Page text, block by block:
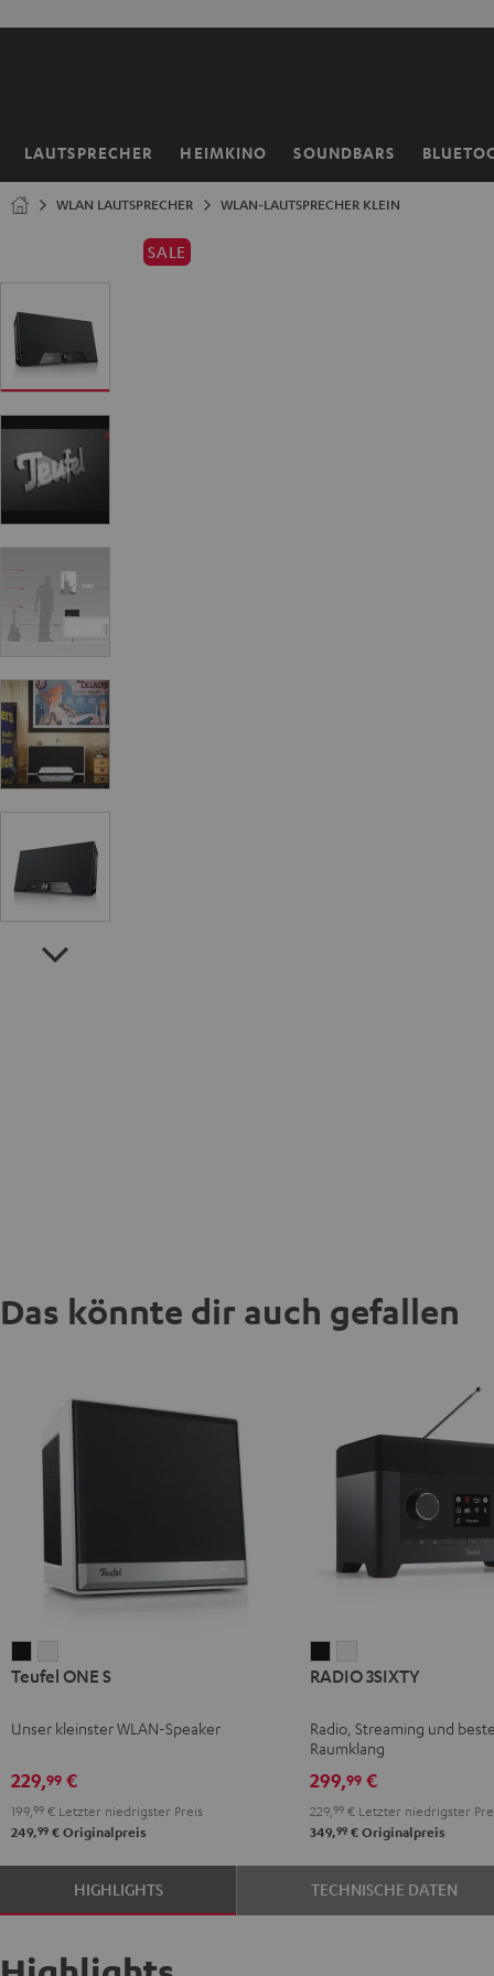
LAUTSPRECHER HEIMKINO SOUNDBARS
Startseite
WLAN LAUTSPRECHER WLAN-LAUTSPRECHER KLEIN
SALE
Das könnte dir auch gefallen
ONE
Schwarz
ONE
Weiß
Teufel ONE S
Unser kleinster WLAN-Speaker
229,99 €
199, 99 € Letzter niedrigster Preis
249,99 € Originalpreis
3SIXTY3SIXTY
RADIO 3SIXTY
Radio, Streaming und
Raumklang
299,99€
229, 99€Letzter niedrigster
349,99€Originalpreis
HIGHLIGHTS TECHNISCHE DATEN